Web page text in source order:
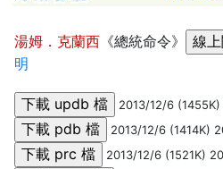
湯姆．克蘭西 《總統命令》
明
2013/12/6
2013/12/6 (1414K)
2013/12/6 (1521K)